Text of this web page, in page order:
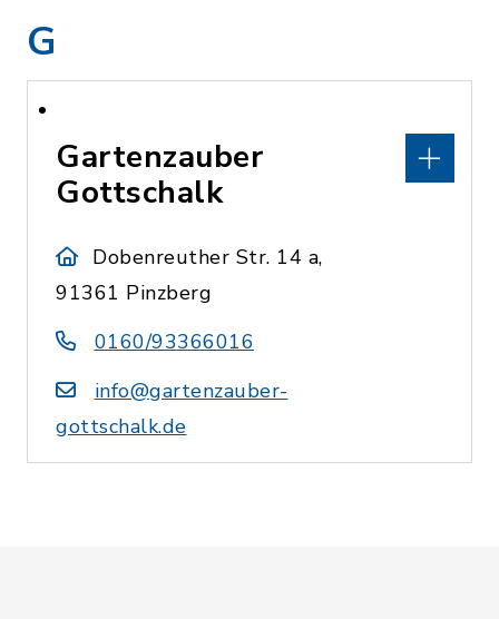
G
Gartenzauber
Gottschalk
Dobenreuther Str. 14 a,
91361 Pinzberg
0160/93366016
info@gartenzauber-
gottschalk.de